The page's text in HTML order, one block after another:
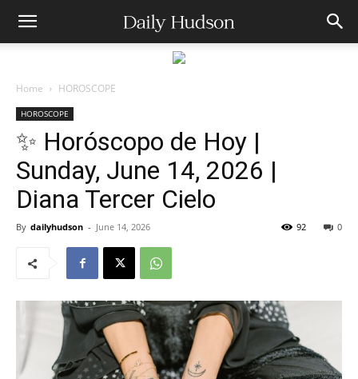
Home HOROSCOPE
HOROSCOPE
✨ Horóscopo de Hoy |
Sunday, June 14, 2026 |
Diana Tercer Cielo
By dailyhudson - June 14, 2026 0
92